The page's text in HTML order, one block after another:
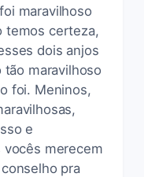
maravilhoso
temos certeza,
dois anjos
maravilhoso
foi. Meninos,
e
vocês merecem
pra